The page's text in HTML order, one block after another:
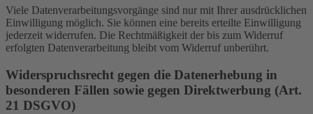
Viele Datenverarbeitungsvorgänge sind nur mit Ihrer ausdrücklichen
Einwilligung möglich. Sie können eine bereits erteilte Einwilligung
jederzeit widerrufen. Die Rechtmäßigkeit der bis zum Widerruf
erfolgten Datenverarbeitung bleibt vom Widerruf unberührt.
Widerspruchsrecht gegen die Datenerhebung in
besonderen Fällen sowie gegen Direktwerbung (Art.
21 DSGVO)